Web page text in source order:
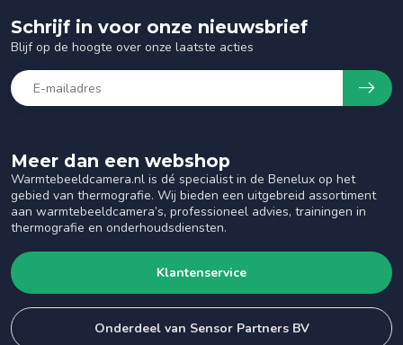
Meer dan een webshop
Warmtebeeldcamera.nl is dé specialist in de Benelux op het
gebied van thermografie. Wij bieden een uitgebreid assortiment
aan warmtebeeldcamera’s, professioneel advies, trainingen in
thermografie en onderhoudsdiensten.
Klantenservice
Onderdeel van Sensor Partners BV
Schrijf in voor onze nieuwsbrief
Blijf op de hoogte over onze laatste acties